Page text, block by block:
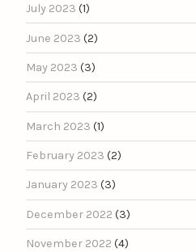
July 2023 (1)
June 2023 (2)
May 2023 (3)
April 2023 (2)
March 2023 (1)
February 2023 (2)
January 2023 (3)
December 2022 (3)
November 2022 (4)